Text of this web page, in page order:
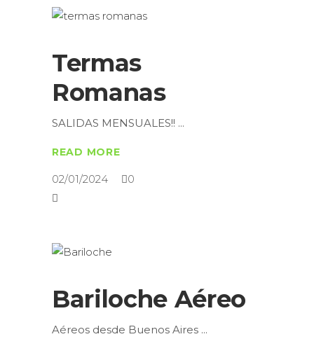
Termas
Romanas
SALIDAS MENSUALES!!
READ MORE
02/01/2024 0
Bariloche Aéreo
Aéreos desde Buenos Aires